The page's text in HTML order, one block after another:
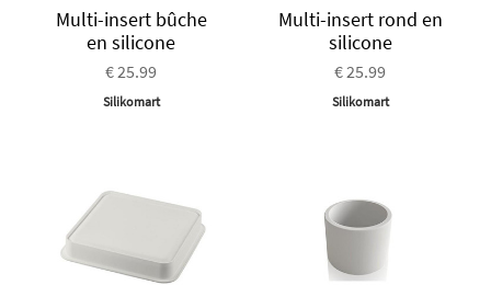
Multi-insert bûche
en silicone
€ 25.99
Silikomart
Multi-insert rond en
silicone
€ 25.99
Silikomart